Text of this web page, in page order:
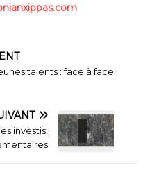
talents : face à face
investis,